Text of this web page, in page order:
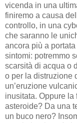
vicenda in una
finiremo a causa
controllo, in una
che saranno le
ancora più a
sintomi: potremmo
scarsità di acqua o
o per la distruzione
un’eruzione
inusitata. Oppure
asteroide? Da una
un buco nero?